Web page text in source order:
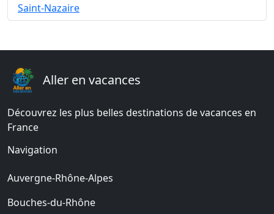
Saint-Nazaire
Aller en vacances
Découvrez les plus belles destinations de vacances en
France
Navigation
Auvergne-Rhône-Alpes
Bouches-du-Rhône